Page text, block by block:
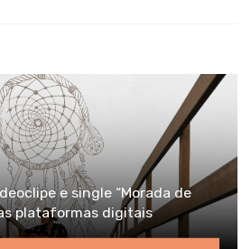
e single “Morada de
plataformas digitais